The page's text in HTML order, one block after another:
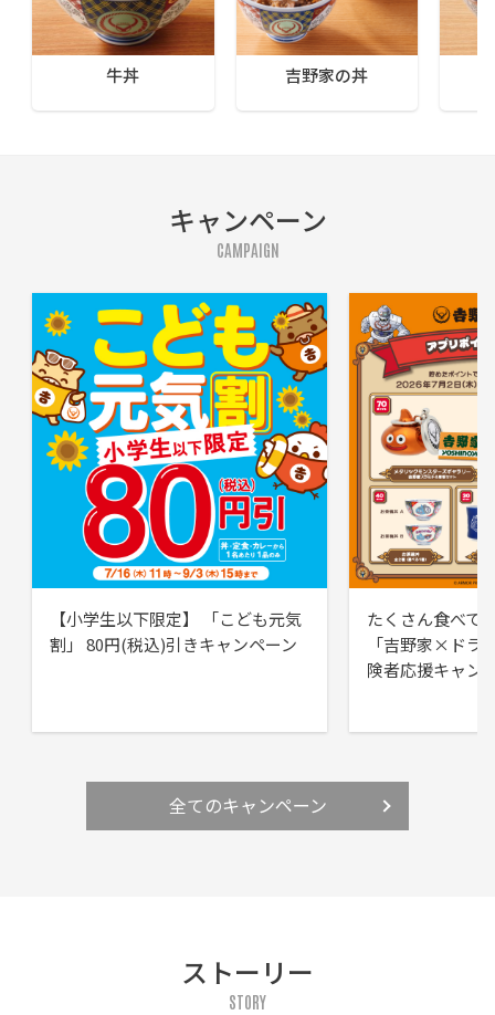
牛丼 吉野家の丼
キャンペーン
CAMPAIGN
【小学生以下限定】 「こども元気
割」 80円(税込)引きキャンペーン
たくさん食べて
「吉野家×ドラ
険者応援キャン
全てのキャンペーン
ストーリー
STORY